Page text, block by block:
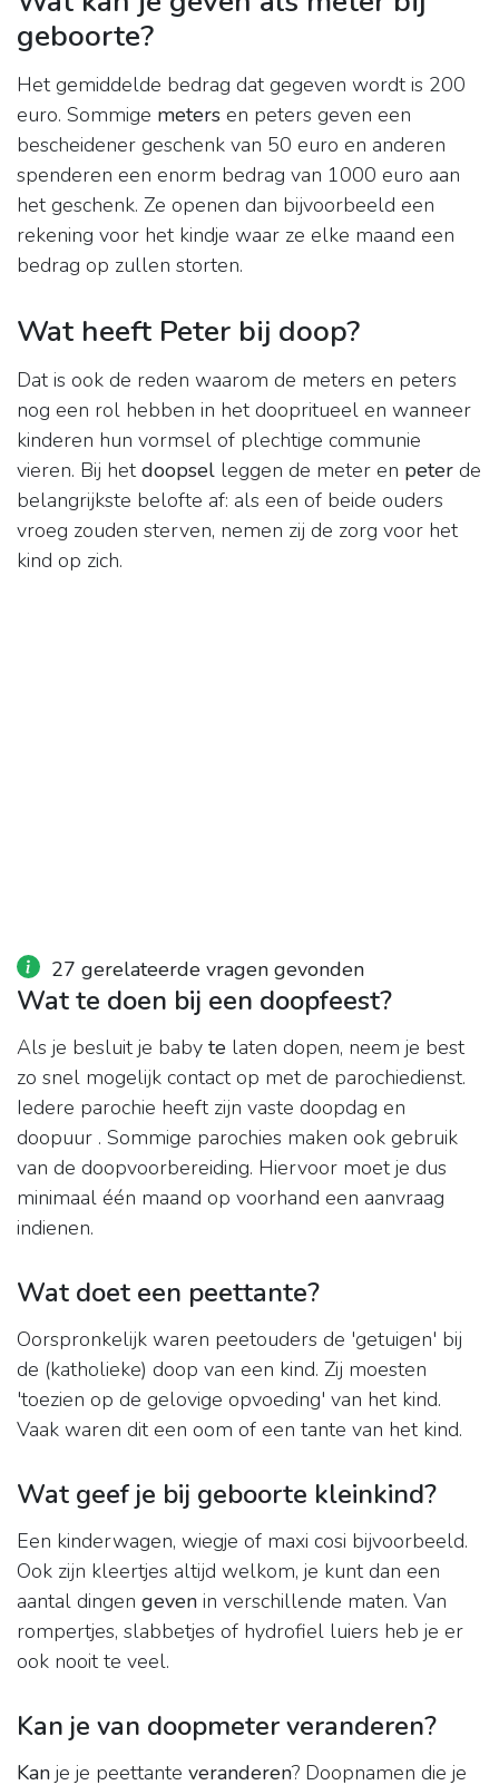
geboorte?
Het gemiddelde bedrag dat gegeven wordt is 200
euro. Sommige meters en peters geven een
bescheidener geschenk van 50 euro en anderen
spenderen een enorm bedrag van 1000 euro aan
het geschenk. Ze openen dan bijvoorbeeld een
rekening voor het kindje waar ze elke maand een
bedrag op zullen storten.
Wat heeft Peter bij doop?
Dat is ook de reden waarom de meters en peters
nog een rol hebben in het doopritueel en wanneer
kinderen hun vormsel of plechtige communie
vieren. Bij hetdoopsel leggen de meter en peter de
belangrijkste belofte af: als een of beide ouders
vroeg zouden sterven, nemen zij de zorg voor het
kind op zich.
27 gerelateerde vragen gevonden
Wat te doen bij een doopfeest?
Als je besluit je baby te laten dopen, neem je best
zo snel mogelijk contact op met de parochiedienst.
Iedere parochie heeft zijn vaste doopdag en
doopuur . Sommige parochies maken ook gebruik
van de doopvoorbereiding. Hiervoor moet je dus
minimaal één maand op voorhand een aanvraag
indienen.
Wat doet een peettante?
Oorspronkelijk waren peetouders de 'getuigen' bij
de (katholieke) doop van een kind. Zij moesten
'toezien op de gelovige opvoeding' van het kind.
Vaak waren dit een oom of een tante van het kind.
Wat geef je bij geboorte kleinkind?
Een kinderwagen, wiegje of maxi cosi bijvoorbeeld.
Ook zijn kleertjes altijd welkom, je kunt dan een
aantal dingen geven in verschillende maten. Van
rompertjes, slabbetjes of hydrofiel luiers heb je er
ook nooit te veel.
Kan je van doopmeter veranderen?
Kan je je peettante veranderen? Doopnamen die je